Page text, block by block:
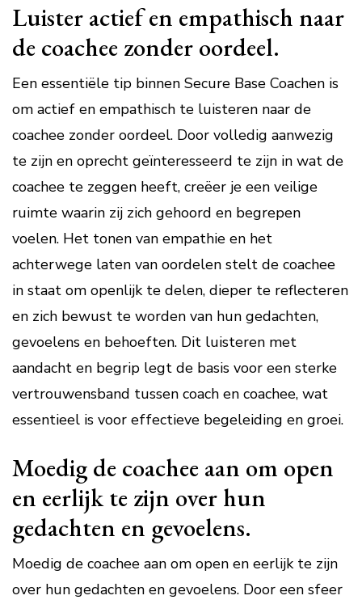
Luister actief en empathisch naar
de coachee zonder oordeel.
Een essentiële tip binnen Secure Base Coachen is
om actief en empathisch te luisteren naar de
coachee zonder oordeel. Door volledig aanwezig
te zijn en oprecht geïnteresseerd te zijn in wat de
coachee te zeggen heeft, creëer je een veilige
ruimte waarin zij zich gehoord en begrepen
voelen. Het tonen van empathie en het
achterwege laten van oordelen stelt de coachee
in staat om openlijk te delen, dieper te reflecteren
en zich bewust te worden van hun gedachten,
gevoelens en behoeften. Dit luisteren met
aandacht en begrip legt de basis voor een sterke
vertrouwensband tussen coach en coachee, wat
essentieel is voor effectieve begeleiding en groei.
Moedig de coachee aan om open
en eerlijk te zijn over hun
gedachten en gevoelens.
Moedig de coachee aan om open en eerlijk te zijn
over hun gedachten en gevoelens. Door een sfeer